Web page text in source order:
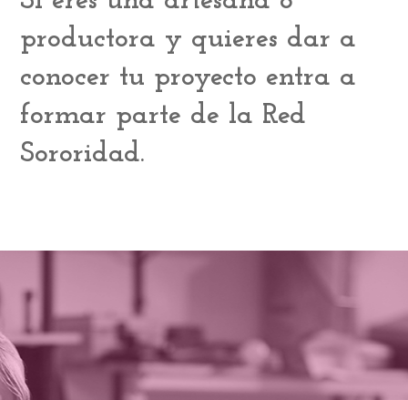
productora y quieres dar a
conocer tu proyecto entra a
formar parte de la Red
Sororidad.